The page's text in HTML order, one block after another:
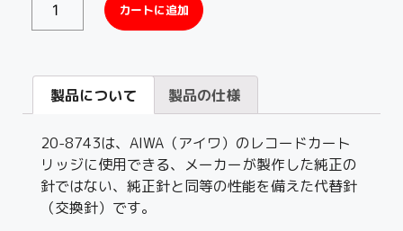
カートに追加
製品について 製品の仕様
20-8743は、AIWA（アイワ）のレコードカート
リッジに使用できる、メーカーが製作した純正の
針ではない、純正針と同等の性能を備えた代替針
（交換針）です。